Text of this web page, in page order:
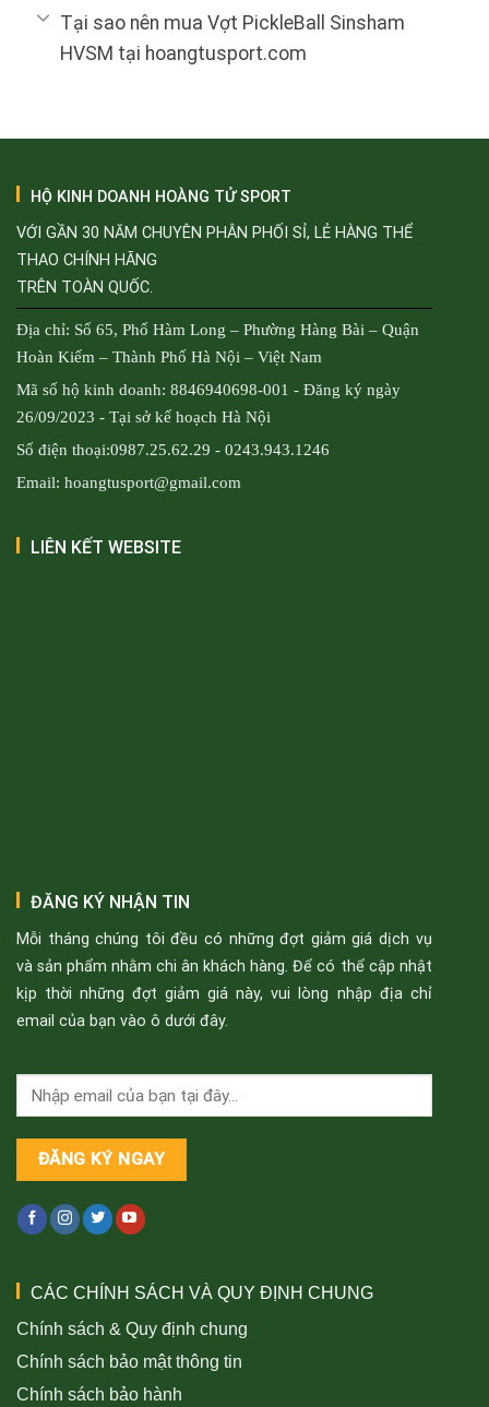
Tại sao nên mua Vợt PickleBall Sinsham
HVSM tại hoangtusport.com
HỘ KINH DOANH HOÀNG TỬ SPORT
VỚI GẦN 30 NĂM CHUYÊN PHÂN PHỐI SỈ, LẺ HÀNG THỂ
THAO CHÍNH HÃNG
TRÊN TOÀN QUỐC.
Địa chỉ: Số 65, Phố Hàm Long – Phường Hàng Bài – Quận
Hoàn Kiếm – Thành Phố Hà Nội – Việt Nam
Mã số hộ kinh doanh: 8846940698-001 - Đăng ký ngày
26/09/2023 - Tại sở kế hoạch Hà Nội
Số điện thoại:0987.25.62.29 - 0243.943.1246
Email: hoangtusport@gmail.com
LIÊN KẾT WEBSITE
ĐĂNG KÝ NHẬN TIN
Mỗi tháng chúng tôi đều có những đợt giảm giá dịch vụ
và sản phẩm nhằm chi ân khách hàng. Để có thể cập nhật
kịp thời những đợt giảm giá này, vui lòng nhập địa chỉ
email của bạn vào ô dưới đây.
CÁC CHÍNH SÁCH VÀ QUY ĐỊNH CHUNG
Chính sách & Quy định chung
Chính sách bảo mật thông tin
Chính sách bảo hành